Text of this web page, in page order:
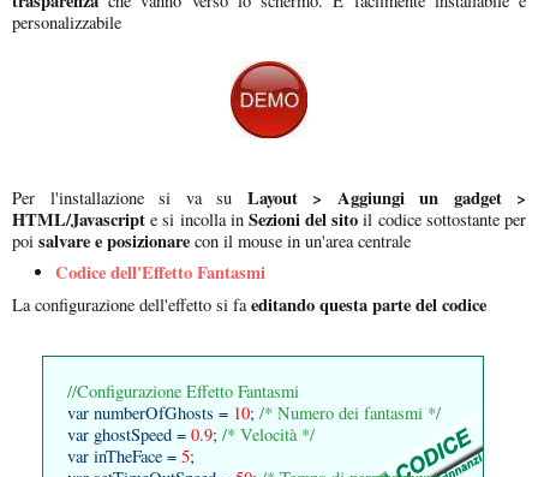
personalizzabile
Per l'installazione si va su Layout > Aggiungi un gadget >
HTML/Javascript e si incolla in Sezioni del sito il codice sottostante per
poi salvare e posizionare con il mouse in un'area centrale
Codice dell'Effetto Fantasmi
La configurazione dell'effetto si fa editando questa parte del codice
//Configurazione Effetto Fantasmi
var numberOfGhosts = 10; /* Numero dei fantasmi */
var ghostSpeed = 0.9; /* Velocità */
var inTheFace = 5;